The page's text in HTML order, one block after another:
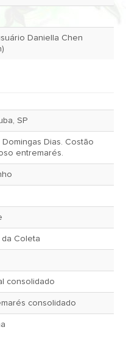
Daniella Chen
SP
Domingas Dias. Costão
entremarés.
da Coleta
consolidado
consolidado